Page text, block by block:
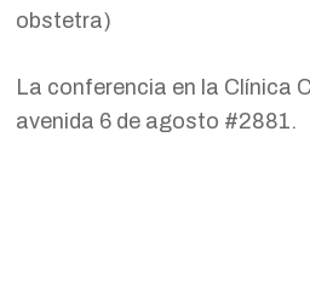
obstetra)
La conferencia en la Clínica
avenida 6 de agosto #2881.